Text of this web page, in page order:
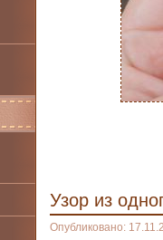
Узор из
Опубликовано: